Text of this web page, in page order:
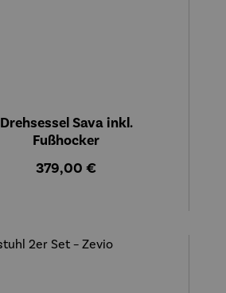
Drehsessel Sava inkl.
Fußhocker
Regulärer Preis:
379,00 €